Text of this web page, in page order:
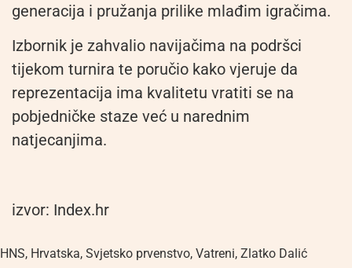
generacija i pružanja prilike mlađim igračima.
Izbornik je zahvalio navijačima na podršci
tijekom turnira te poručio kako vjeruje da
reprezentacija ima kvalitetu vratiti se na
pobjedničke staze već u narednim
natjecanjima.
izvor: Index.hr
HNS, Hrvatska, Svjetsko prvenstvo, Vatreni, Zlatko Dalić